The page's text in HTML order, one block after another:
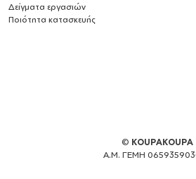
Δείγματα εργασιών
Ποιότητα κατασκευής
© KOUPAKOUPA
Α.Μ. ΓΕΜΗ